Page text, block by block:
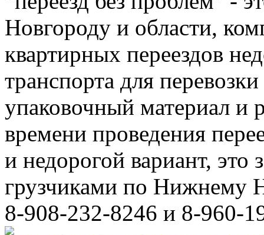
Новгороду и области,
квартирных переездов
транспорта для
упаковочный материал и
времени проведения
и недорогой вариант, это
грузчиками по Нижнему
8-908-232-8246 и 8-960-